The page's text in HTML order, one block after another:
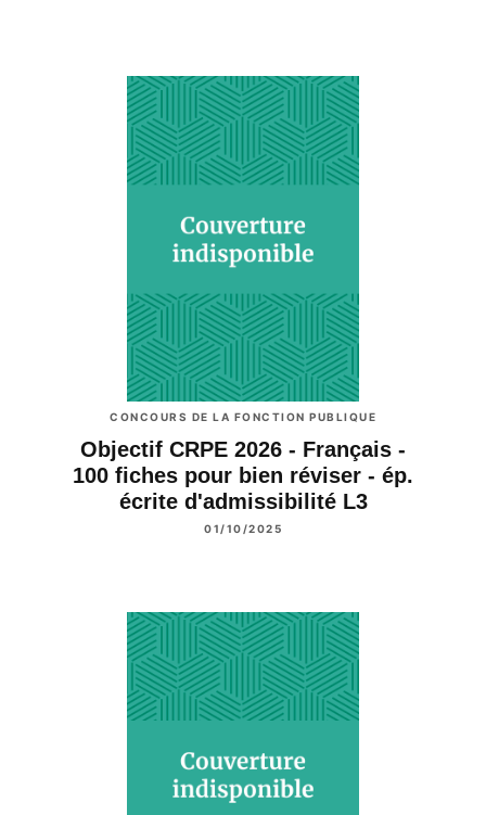
CONCOURS DE LA FONCTION PUBLIQUE
Objectif CRPE 2026 - Français -
100 fiches pour bien réviser - ép.
écrite d'admissibilité L3
01/10/2025